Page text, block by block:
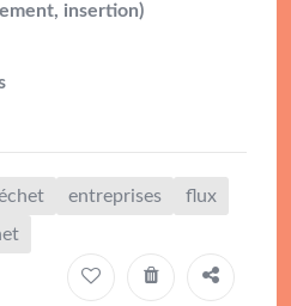
insertion)
entreprises
flux